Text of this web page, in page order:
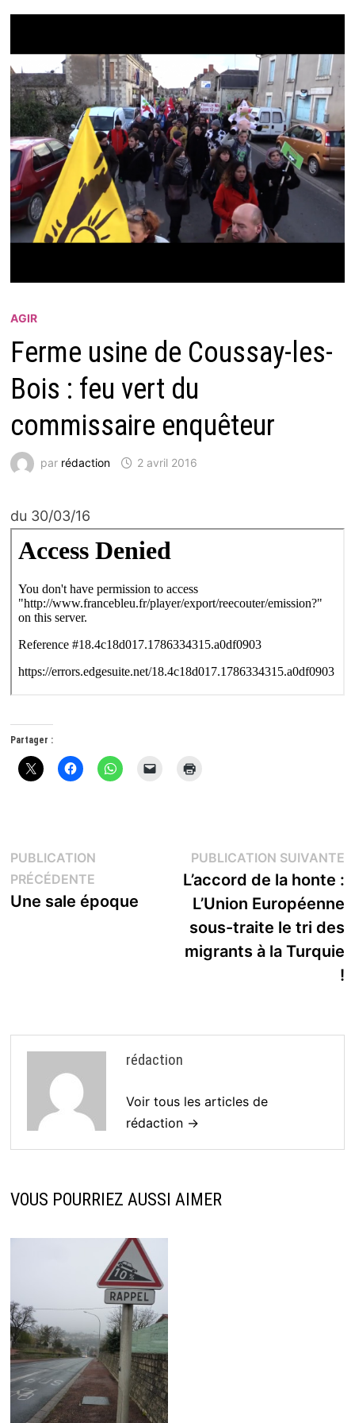
AGIR
Ferme usine de Coussay-les-
Bois : feu vert du
commissaire enquêteur
par rédaction 2 avril 2016
du 30/03/16
Partager :
Navigation
de
PUBLICATION
PRÉCÉDENTEPublication
précédente :
Une sale époque
PUBLICATION SUIVANTE
L’accord de la honte :
L’Union Européenne
sous-traite le tri des
migrants à la Turquie
!
rédaction
Voir tous les articles de
rédaction →
VOUS POURRIEZ AUSSI AIMER